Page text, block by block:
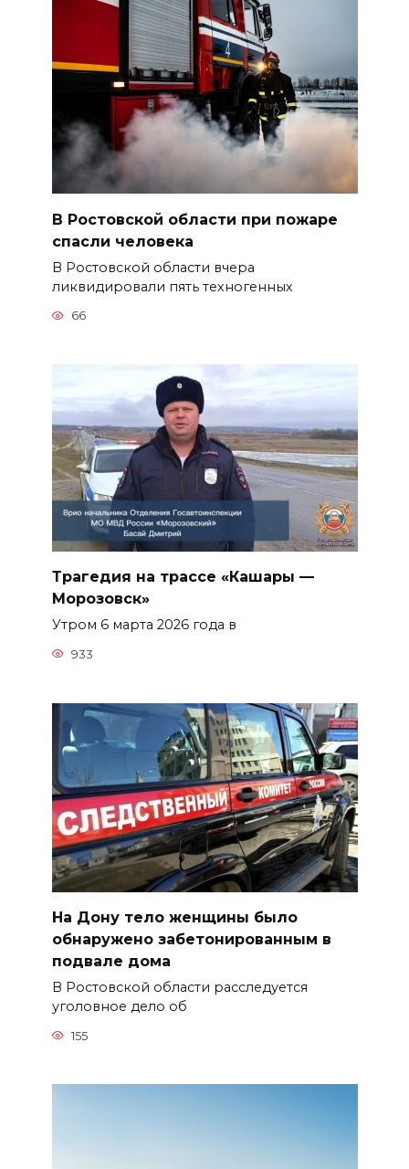
В Ростовской области при пожаре
спасли человека
В Ростовской области вчера
ликвидировали пять техногенных
66
Трагедия на трассе «Кашары —
Морозовск»
Утром 6 марта 2026 года в
933
На Дону тело женщины было
обнаружено забетонированным в
подвале дома
В Ростовской области расследуется
уголовное дело об
155